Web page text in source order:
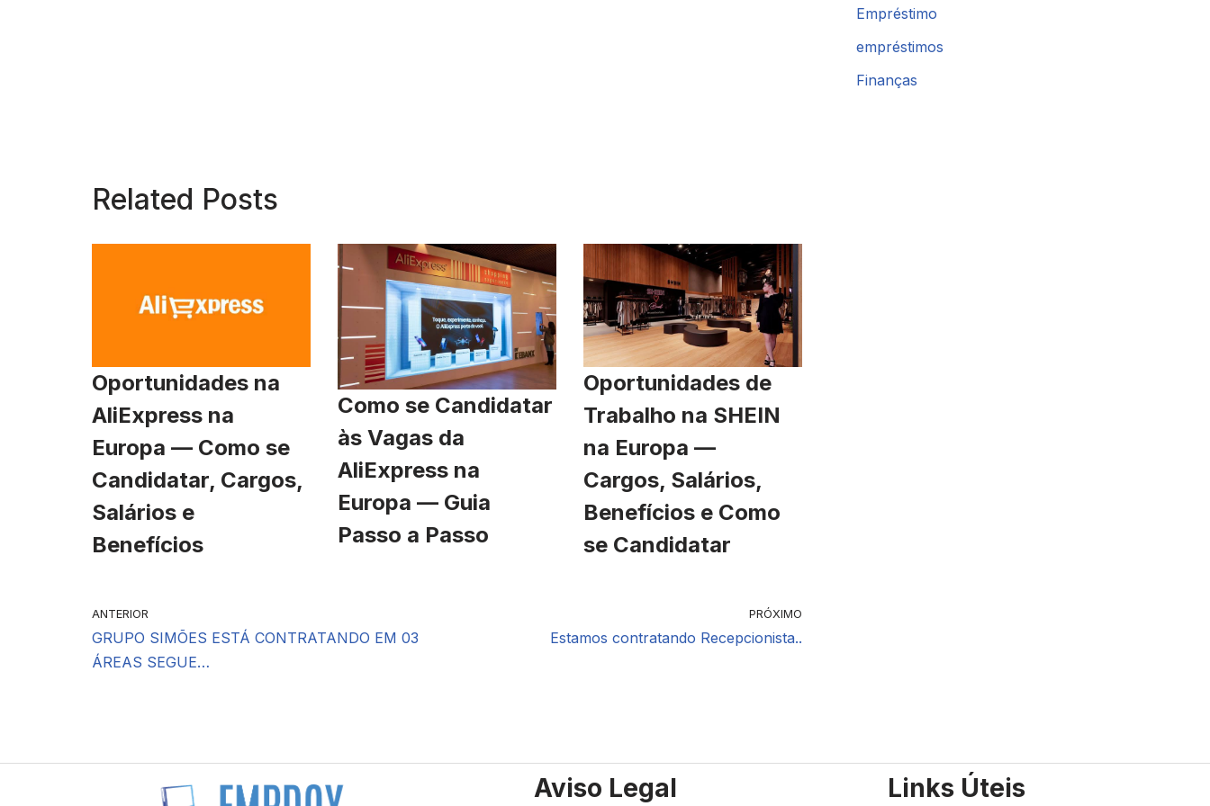
Related Posts
Oportunidades na
AliExpress na
Europa — Como se
Candidatar, Cargos,
Salários e
Benefícios
Como se Candidatar
às Vagas da
AliExpress na
Europa — Guia
Passo a Passo
Oportunidades de
Trabalho na SHEIN
na Europa —
Cargos, Salários,
Benefícios e Como
se Candidatar
ANTERIOR
GRUPO SIMÕES ESTÁ CONTRATANDO EM 03
ÁREAS SEGUE…
PRÓXIMO
Estamos contratando Recepcionista..
Empréstimo
empréstimos
Finanças
Aviso Legal Links Úteis